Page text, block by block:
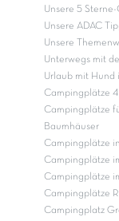
Unsere 5
Unsere ADAC
Unsere
Unterwegs mit
Urlaub mit Hund
Campingplätze
Campingplätze
Baumhäuser
Campingplätze
Campingplätze
Campingplätze
Campingplätze
Campingplatz